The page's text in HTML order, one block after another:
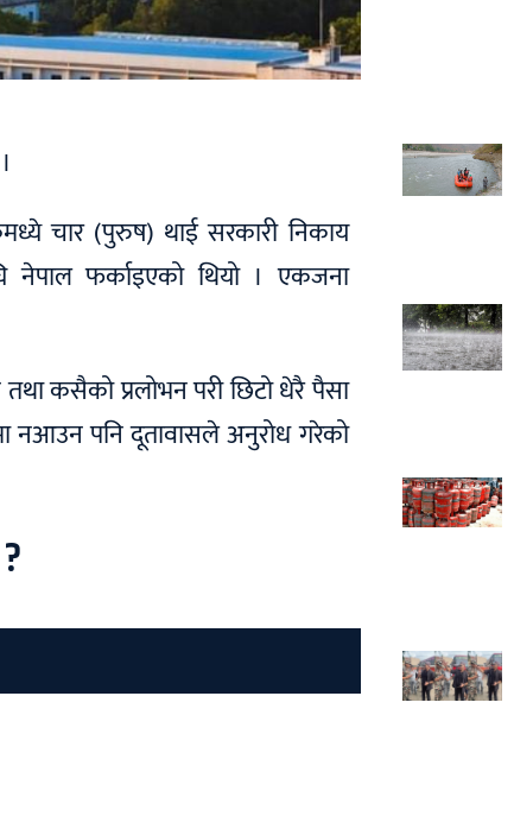
चार (पुरुष) थाई सरकारी निकाय
नेपाल फर्काइएको थियो । एकजना
कसैको प्रलोभन परी छिटो धेरै पैसा
नआउन पनि दूतावासले अनुरोध गरेको